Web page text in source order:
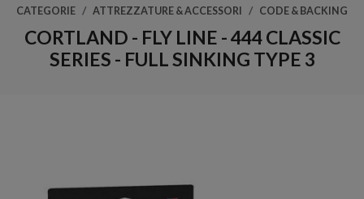
CATEGORIE ATTREZZATURE & ACCESSORI CODE & BACKING
CORTLAND - FLY LINE - 444 CLASSIC
SERIES - FULL SINKING TYPE 3